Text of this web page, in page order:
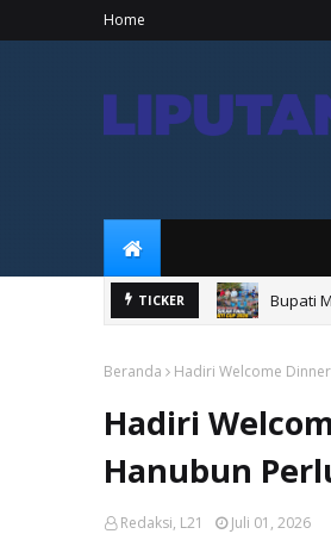
Home
TICKER
Bupati
Beranda Hadiri Welcome
Hadiri
Hanubun
Redaksi, L21 Juli 01, 2026